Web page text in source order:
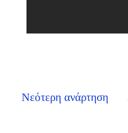
Νεότερη ανάρτηση